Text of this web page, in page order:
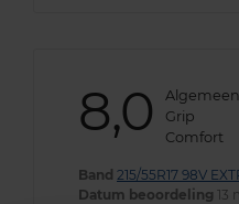
8,0 Algemeen
Grip
Comfort
Band 215/55R17 98V
Datum beoordeling 13